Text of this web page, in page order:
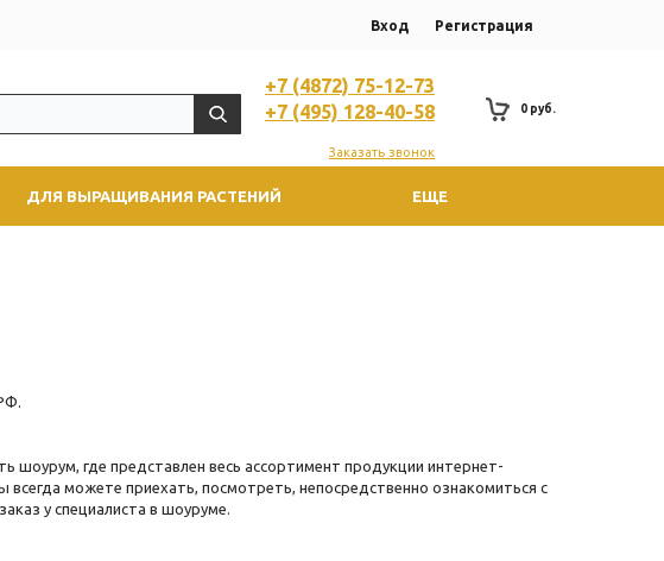
Вход Регистрация
+7 (4872) 75-12-73
+7 (495) 128-40-58
Заказать звонок
0 руб.
ДЛЯ ВЫРАЩИВАНИЯ РАСТЕНИЙ ЕЩЕ
шоурум, где представлен весь ассортимент продукции интернет-
всегда можете приехать, посмотреть, непосредственно ознакомиться с
у специалиста в шоуруме.